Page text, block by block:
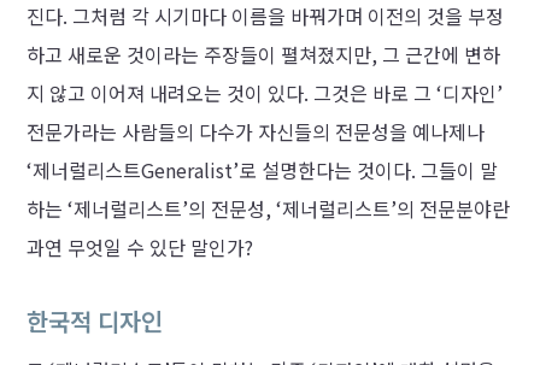
진다. 그처럼 각 시기마다 이름을 바꿔가며 이전의 것을 부정
하고 새로운 것이라는 주장들이 펼쳐졌지만, 그 근간에 변하
지 않고 이어져 내려오는 것이 있다. 그것은 바로 그 ‘디자인’
전문가라는 사람들의 다수가 자신들의 전문성을 예나제나
‘제너럴리스트Generalist’로 설명한다는 것이다. 그들이 말
하는 ‘제너럴리스트’의 전문성, ‘제너럴리스트’의 전문분야란
과연 무엇일 수 있단 말인가?
한국적 디자인